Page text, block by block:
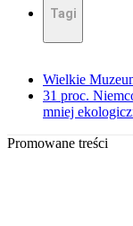
Tagi
Wielkie
31 proc.
mniej
Promowane treści